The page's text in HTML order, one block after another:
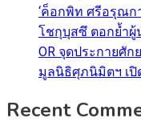
‘ค็อกพิท ศรีอรุณก
โชกุบุสซึ ตอกย้ำผู้
OR จุดประกายศัก
มูลนิธิศุภนิมิตฯ เปิ
Recent